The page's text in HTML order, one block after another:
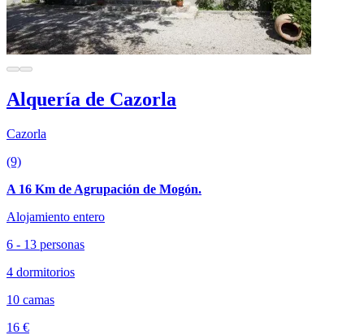
Alquería de Cazorla
Cazorla
(9)
A 16 Km de Agrupación de Mogón.
Alojamiento entero
6 - 13 personas
4 dormitorios
10 camas
16 €